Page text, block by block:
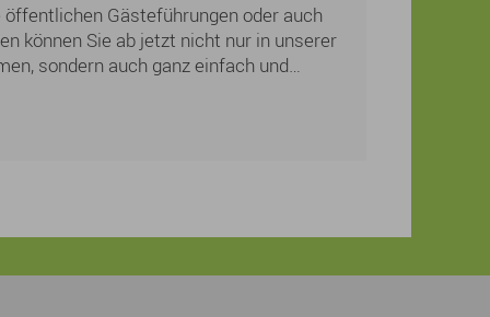
Gästeführungen oder auch
können Sie ab jetzt nicht nur in unserer
sondern auch ganz einfach und
städtischen Homepage buchen. Sie
für Ihre Lieben?
gemeinsame Zeit und ein